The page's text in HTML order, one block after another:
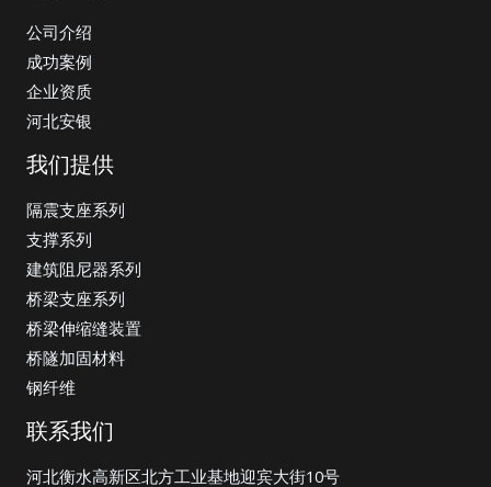
公司介绍
成功案例
企业资质
河北安银
我们提供
隔震支座系列
支撑系列
建筑阻尼器系列
桥梁支座系列
桥梁伸缩缝装置
桥隧加固材料
钢纤维
联系我们
河北衡水高新区北方工业基地迎宾大街10号